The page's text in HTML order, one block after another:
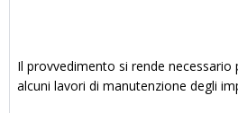
Il provvedimento si rende necessario
alcuni lavori di manutenzione degli